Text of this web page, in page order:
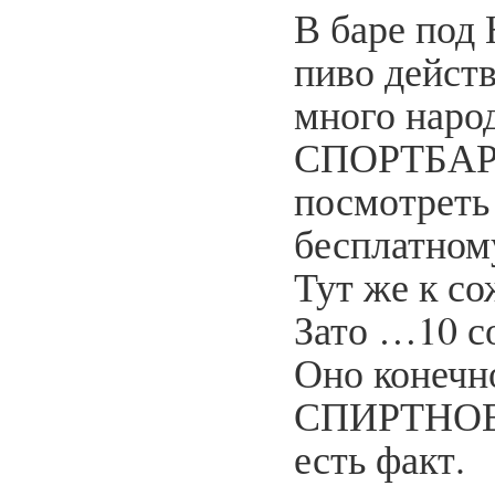
В баре
пиво
много
Тут же к
Зато …10
Оно
СПИРТНОЕ
есть факт.